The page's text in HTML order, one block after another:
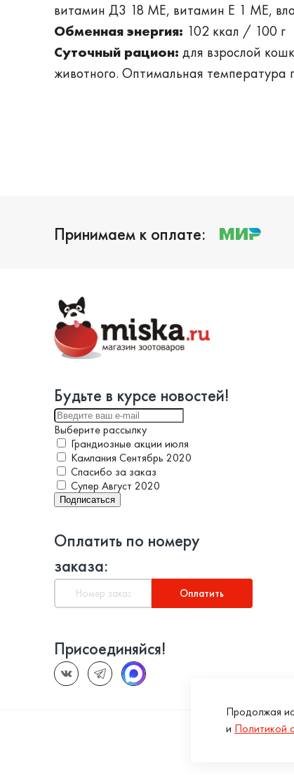
витамин Д3 18 МЕ, витамин Е 1 МЕ,
Обменная энергия: 102 ккал / 100 г
Суточный рацион:для взрослой
животного. Оптимальная температура
Принимаем к оплате:
Будьте в курсе новостей!
Выберите рассылку
Грандиозные акции июля
Кампания Сентябрь 2020
Спасибо за заказ
Супер Август 2020
Подписаться
Оплатить по номеру
заказа:
Оплатить
Присоединяйся!
Продолжая
и Политикой